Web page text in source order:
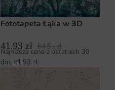
Fototapeta Łąka w 3D
41.93 zł 64.51zł
Najniższa cena z ostatnich 30
dni: 41.93 zł